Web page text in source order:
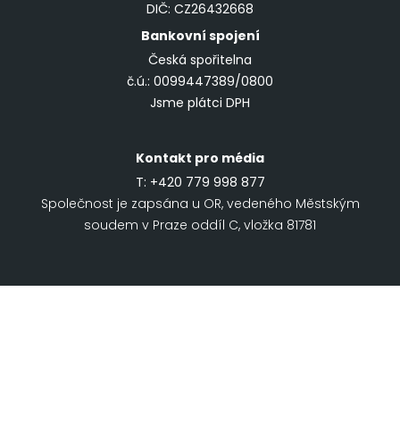
DIČ: CZ26432668
Bankovní spojení
Česká spořitelna
č.ú.: 0099447389/0800
Jsme plátci DPH
Kontakt pro média
T: +420 779 998 877
Společnost je zapsána u OR, vedeného Městským
soudem v Praze oddíl C, vložka 81781